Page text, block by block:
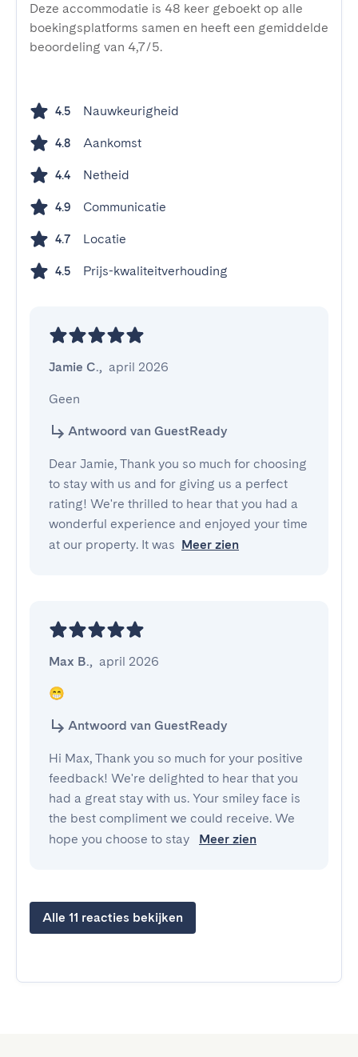
Deze accommodatie is 48 keer geboekt op alle
boekingsplatforms samen en heeft een gemiddelde
beoordeling van 4,7/5.
4.5 Nauwkeurigheid
4.8 Aankomst
4.4 Netheid
4.9 Communicatie
4.7 Locatie
4.5 Prijs-kwaliteitverhouding
Jamie C., april 2026
Geen
Antwoord van GuestReady
Dear Jamie, Thank you so much for choosing
to stay with us and for giving us a perfect
rating! We're thrilled to hear that you had a
wonderful experience and enjoyed your time
at our property. It was Meer zien
Max B., april 2026
😁
Antwoord van GuestReady
Hi Max, Thank you so much for your positive
feedback! We're delighted to hear that you
had a great stay with us. Your smiley face is
the best compliment we could receive. We
hope you choose to stay
Meer zien
Alle 11 reacties bekijken